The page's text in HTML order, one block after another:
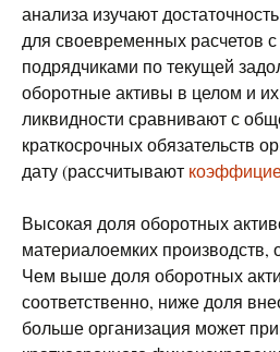
анализа изучают
для своевременных расчетов
подрядчиками по текущей
оборотные активы в целом и
ликвидности сравнивают с
краткосрочных обязательств
дату (рассчитывают
Высокая доля оборотных
материалоемких производств,
Чем выше доля оборотных
соответственно, ниже доля
больше организация может